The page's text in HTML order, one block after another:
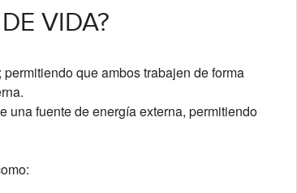
VIDA?
que ambos trabajen de forma
fuente de energía externa, permitiendo